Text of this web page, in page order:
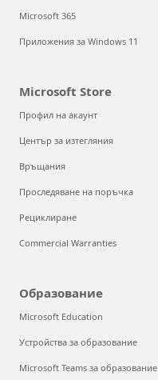
Microsoft 365
Приложения за Windows 11
Microsoft Store
Профил на акаунт
Център за изтегляния
Връщания
Проследяване на поръчка
Рециклиране
Commercial Warranties
Образование
Microsoft Education
Устройства за образование
Microsoft Teams за образование